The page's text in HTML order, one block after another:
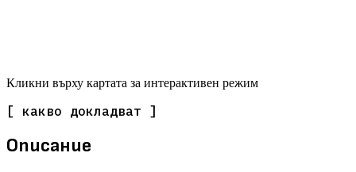
Кликни върху картата за интерактивен режим
[ какво докладват ]
Описание